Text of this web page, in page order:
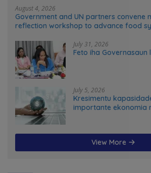
August 4, 2026
Government and UN partners convene
reflection workshop to advance food
July 31, 2026
Feto iha Governasaun
July 5, 2026
Kresimentu
importante ekonomia
View More